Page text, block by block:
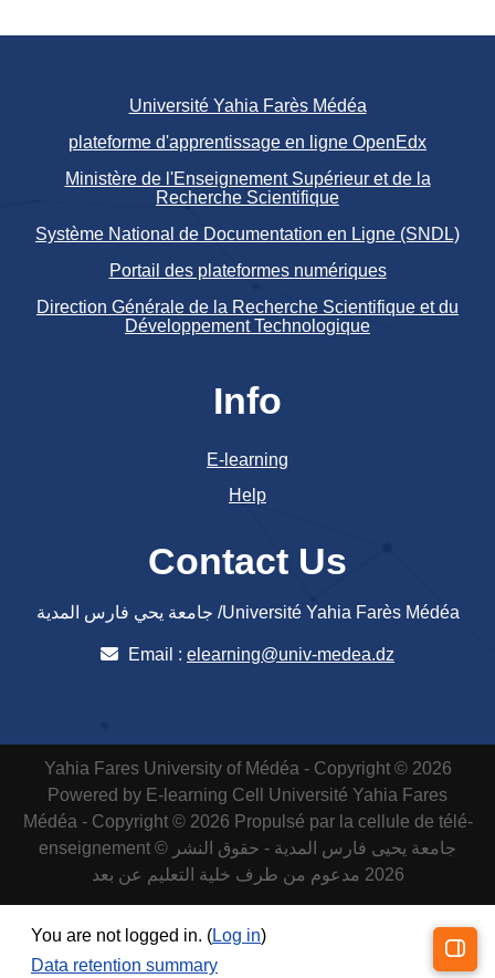
Université Yahia Farès Médéa
plateforme d'apprentissage en ligne OpenEdx
Ministère de l'Enseignement Supérieur et de la
Recherche Scientifique
Système National de Documentation en Ligne (SNDL)
Portail des plateformes numériques
Direction Générale de la Recherche Scientifique et du
Développement Technologique
Info
E-learning
Help
Contact Us
جامعة يحي فارس المدية /Université Yahia Farès Médéa
Email : elearning@univ-medea.dz
Yahia Fares University of Médéa - Copyright © 2026
Powered by E-learning Cell
Université Yahia Fares
Médéa - Copyright © 2026 Propulsé par la cellule de télé-
enseignement جامعة يحيى فارس المدية - حقوق النشر ©
2026 مدعوم من طرف خلية التعليم عن بعد
You are not logged in. (Log in)
Data retention summary